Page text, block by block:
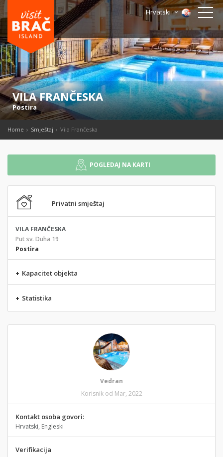
Hrvatski
VILA FRANČESKA
Postira
Home Smještaj Vila Frančeska
POGLEDAJ NA KARTI
Privatni smještaj
VILA FRANČESKA
Put sv. Duha 19
Postira
+ Kapacitet objekta
+ Statistika
Vedran
Korisnik od Mar, 2022
Kontakt osoba govori:
Hrvatski, Engleski
Verifikacija